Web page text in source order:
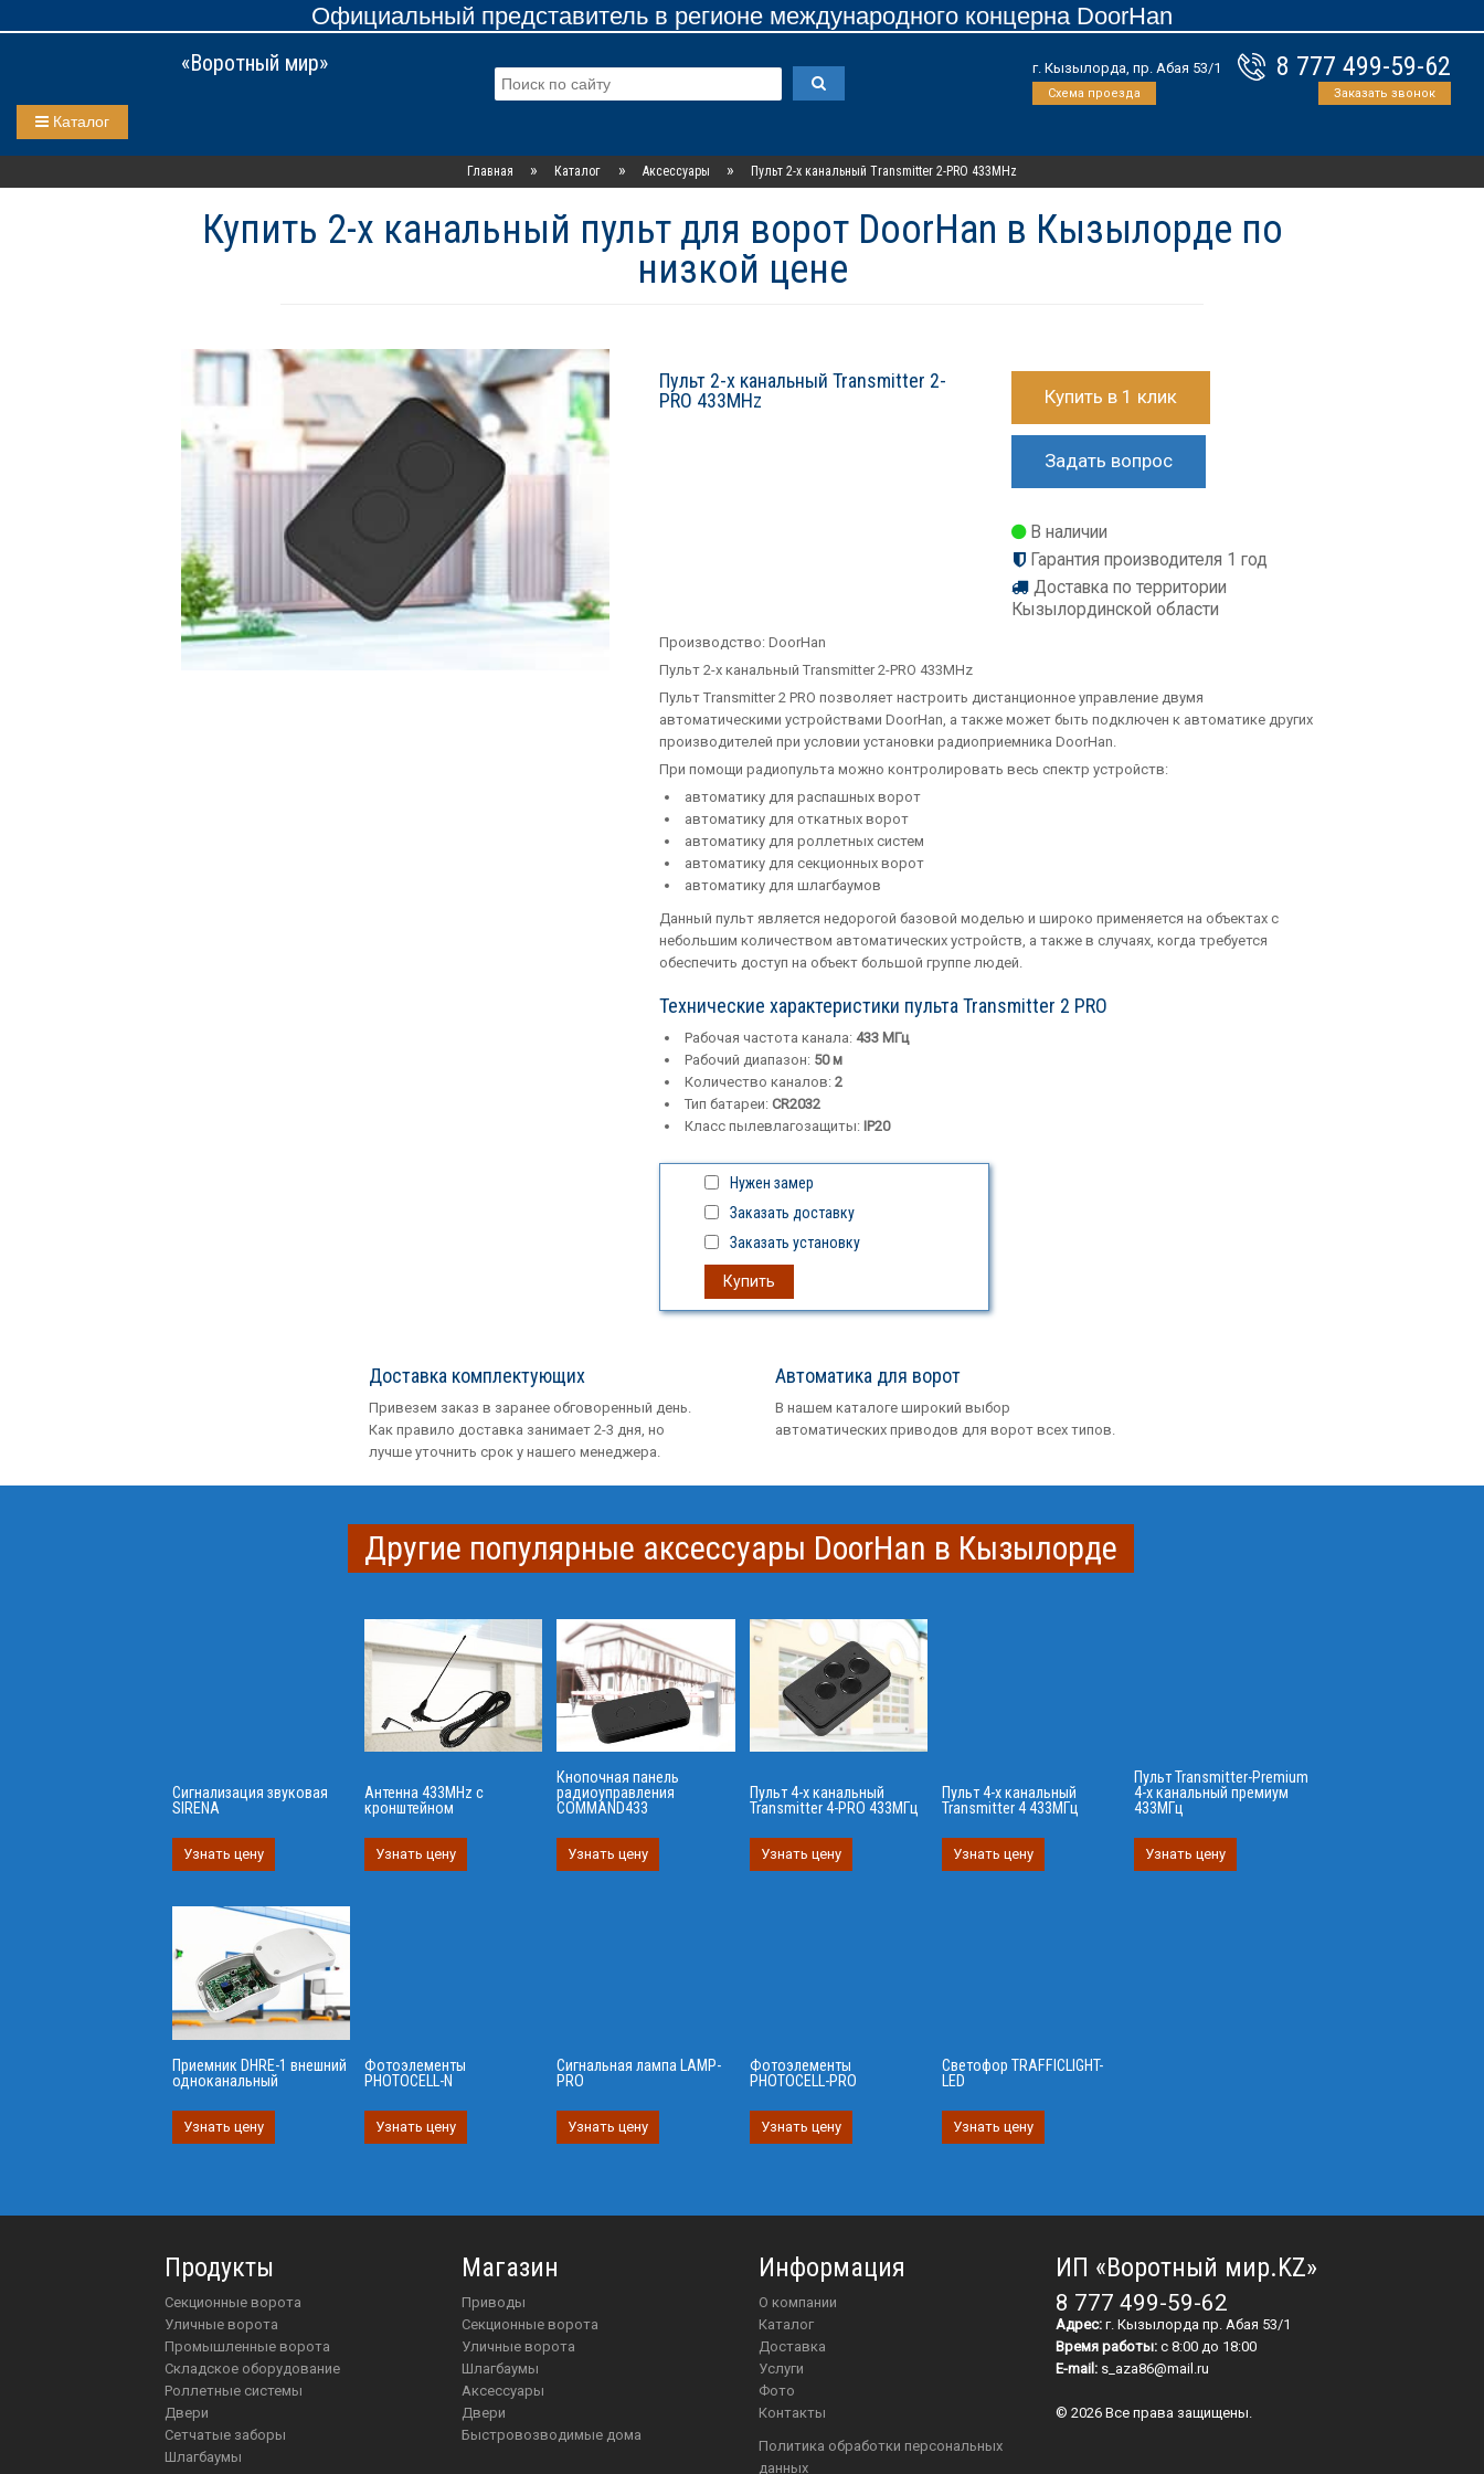
Официальный представитель в регионе международного концерна DoorHan
«Воротный мир» 8 777 499-59-62
Заказать звонок
г. Кызылорда, пр. Абая 53/1
Схема проезда
Каталог
Главная » Каталог » Аксессуары » Пульт 2-х канальный Transmitter 2-PRO 433MHz
Купить 2-х канальный пульт для ворот DoorHan в Кызылорде по
низкой цене
Пульт 2-х канальный Transmitter 2-
PRO 433MHz
Купить в 1 клик
Задать вопрос
В наличии
Гарантия производителя 1 год
Доставка по территории
Кызылординской области
Производство:DoorHan
Пульт 2-х канальный Transmitter 2-PRO 433MHz
Пульт Transmitter 2 PRO позволяет настроить дистанционное управление двумя
автоматическими устройствами DoorHan, а также может быть подключен к автоматике других
производителей при условии установки радиоприемника DoorHan.
При помощи радиопульта можно контролировать весь спектр устройств:
автоматику для распашных ворот
автоматику для откатных ворот
автоматику для роллетных систем
автоматику для секционных ворот
автоматику для шлагбаумов
Данный пульт является недорогой базовой моделью и широко применяется на объектах с
небольшим количеством автоматических устройств, а также в случаях, когда требуется
обеспечить доступ на объект большой группе людей.
Технические характеристики пульта Transmitter 2 PRO
Рабочая частота канала:433 МГц
Рабочий диапазон: 50 м
Количество каналов:2
Тип батареи:CR2032
Класс пылевлагозащиты: IP20
Нужен замер
Заказать доставку
Заказать установку
Купить
Доставка комплектующих
Привезем заказ в заранее обговоренный день.
Как правило доставка занимает 2-3 дня, но
лучше уточнить срок у нашего менеджера.
Автоматика для ворот
В нашем каталоге широкий выбор
автоматических приводов для ворот всех типов.
Другие популярные аксессуары DoorHan в Кызылорде
Сигнализация звуковая
SIRENA
Узнать цену
Антенна 433MHz с
кронштейном
Узнать цену
Кнопочная панель
радиоуправления
COMMAND433
Узнать цену
Пульт 4-х канальный
Transmitter 4-PRO 433МГц
Узнать цену
Пульт 4-х канальный
Transmitter 4 433МГц
Узнать цену
Пульт Transmitter-Premium
4-х канальный премиум
433МГц
Узнать цену
Приемник DHRE-1 внешний
одноканальный
Узнать цену
Фотоэлементы
PHOTOCELL-N
Узнать цену
Сигнальная лампа LAMP-
PRO
Узнать цену
Фотоэлементы
PHOTOCELL-PRO
Узнать цену
Светофор TRAFFICLIGHT-
LED
Узнать цену
Продукты
Секционные ворота
Уличные ворота
Промышленные ворота
Складское оборудование
Роллетные системы
Двери
Сетчатые заборы
Шлагбаумы
Магазин
приводы
Секционные ворота
Уличные ворота
шлагбаумы
аксессуары
двери
Быстровозводимые дома
Информация
О компании
Каталог
Доставка
Услуги
Фото
Контакты
Политика обработки персональных
данных
ИП «Воротный мир.KZ»
8 777 499-59-62
Адрес:г. Кызылорда пр. Абая 53/1
Время работы:с 8:00 до 18:00
E-mail:s_aza86@mail.ru
© 2026 Все права защищены.